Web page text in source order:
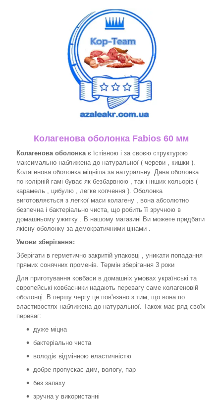
Колагенова оболонка Fabios 60 мм
Колагенова оболонка є їстівною і за своєю структурою
максимально наближена до натуральної ( череви , кишки ).
Колагенова оболонка міцніша за натуральну. Дана оболонка
по колірній гамі буває як безбарвною , так і інших кольорів (
карамель , цибулю , легке копчення ). Оболонка
виготовляється з легкої маси колагену , вона абсолютно
безпечна і бактеріально чиста, що робить її зручною в
домашньому ужитку . В нашому магазині Ви можете придбати
якісну оболонку за демократичними цінами .
Умови зберігання:
Зберігати в герметично закритій упаковці , уникати попадання
прямих сонячних променів. Термін зберігання 3 роки
Для приготування ковбаси в домашніх умовах українські та
європейські ковбасники надають перевагу саме колагеновій
оболонці. В першу чергу це пов'язано з тим, що вона по
властивостях наближена до натуральної. Також має ряд своїх
переваг:
дуже міцна
бактеріально чиста
володіє відмінною еластичністю
добре пропускає дим, вологу, пар
без запаху
зручна у використанні